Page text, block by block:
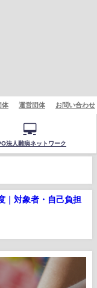
体 運営団体 お問い合わせ
法人難病ネットワーク
｜対象者・自己負担